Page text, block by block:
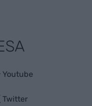
Youtube
Twitter